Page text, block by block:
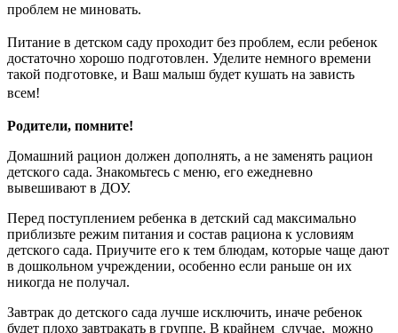
проблем не миновать.
Питание в детском саду проходит без проблем, если ребенок
достаточно хорошо подготовлен. Уделите немного времени
такой подготовке, и Ваш малыш будет кушать на зависть
всем!
Родители, помните!
Домашний рацион должен дополнять, а не заменять рацион
детского сада. Знакомьтесь с меню, его ежедневно
вывешивают в ДОУ.
Перед поступлением ребенка в детский сад максимально
приблизьте режим питания и состав рациона к условиям
детского сада. Приучите его к тем блюдам, которые чаще дают
в дошкольном учреждении, особенно если раньше он их
никогда не получал.
Завтрак до детского сада лучше исключить, иначе ребенок
будет плохо завтракать в группе. В крайнем случае, можно